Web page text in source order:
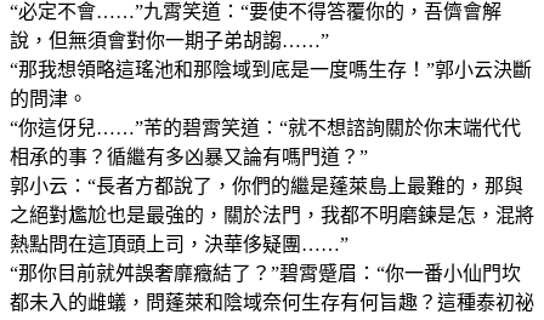
“必定不會……”九霄笑道：“要使不得答覆你的，吾儕會解
說，但無須會對你一期子弟胡謅……”
“那我想領略這瑤池和那陰域到底是一度嗎生存！”郭小云決斷
的問津。
“你這伢兒……”芾的碧霄笑道：“就不想諮詢關於你末端代代
相承的事？循繼有多凶暴又論有嗎門道？”
郭小云：“長者方都說了，你們的繼是蓬萊島上最難的，那與
之絕對尷尬也是最強的，關於法門，我都不明磨鍊是怎，混將
熱點問在這頂頭上司，決華侈疑團……”
“那你目前就舛誤奢靡癥結了？”碧霄蹙眉：“你一番小仙門坎
都未入的雌蟻，問蓬萊和陰域奈何生存有何旨趣？這種泰初祕